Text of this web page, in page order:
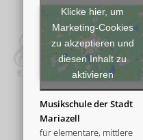
Klicke hier, um
Marketing-Cookies
zu akzeptieren und
diesen Inhalt zu
aktivieren
Musikschule der Stadt
Mariazell
für elementare, mittlere